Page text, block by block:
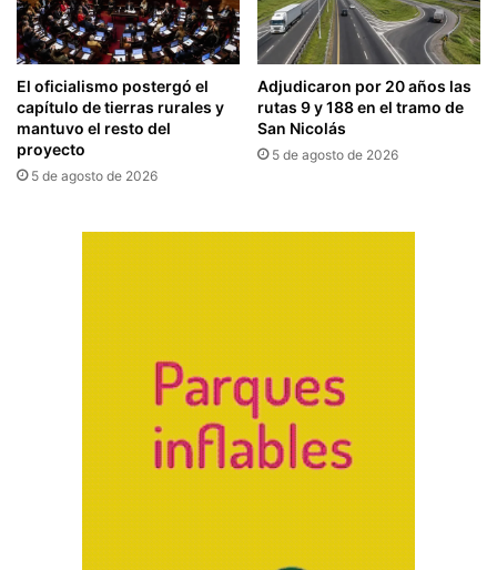
El oficialismo postergó el
capítulo de tierras rurales y
mantuvo el resto del
proyecto
5 de agosto de 2026
Adjudicaron por 20 años las
rutas 9 y 188 en el tramo de
San Nicolás
5 de agosto de 2026